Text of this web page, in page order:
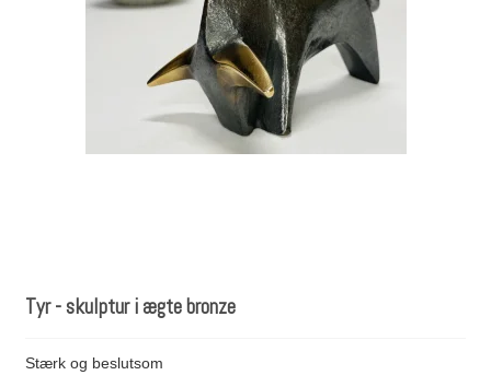
Tyr - skulptur i ægte bronze
Stærk og beslutsom